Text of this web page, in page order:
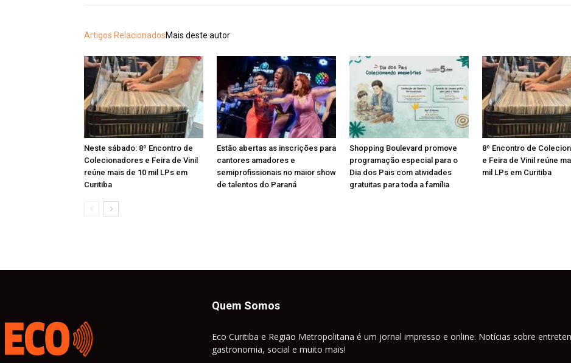
Artigos RelacionadosMais deste autor
Neste sábado: 8º Encontro de
Colecionadores e Feira de Vinil
reúne mais de 10 mil LPs em
Curitiba
Estão abertas as inscrições para
cantores amadores e
semiprofissionais no maior show
de talentos do Paraná
Shopping Boulevard promove
programação especial para o
Dia dos Pais com atividades
gratuitas para toda a família
8º Encontro de
e Feira de Vinil reúne
mil LPs em Curitiba
Quem Somos
Eco Curitiba e Região Metropolitana é um jornal impresso e online. Notícias sobre
gastronomia, social e muito mais!